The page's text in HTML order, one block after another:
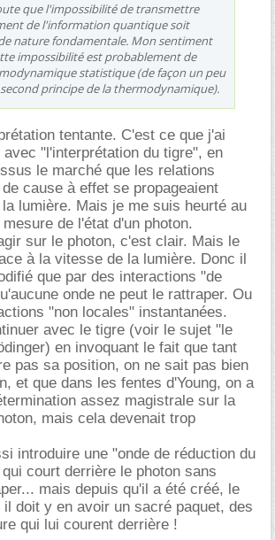
que l'impossibilité de transmettre
de l'information quantique soit
nature fondamentale. Mon sentiment
impossibilité est probablement de
statistique (de façon un peu
principe de la thermodynamique).
tentante. C'est ce que j'ai
"l'interprétation du tigre", en
le marché que les relations
cause à effet se propageaient
lumière. Mais je me suis heurté au
de l'état d'un photon.
sur le photon, c'est clair. Mais le
à la vitesse de la lumière. Donc il
que par des interactions "de
onde ne peut le rattraper. Ou
"non locales" instantanées.
avec le tigre (voir le sujet "le
en invoquant le fait que tant
pas sa position, on ne sait pas bien
et que dans les fentes d'Young, on a
assez magistrale sur la
mais cela devenait trop
introduire une "onde de réduction du
court derrière le photon sans
mais depuis qu'il a été créé, le
il doit y en avoir un sacré paquet, des
qui lui courent derrière !